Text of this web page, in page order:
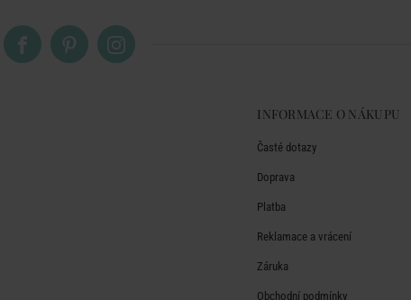
INFORMACE O NÁKUPU
Časté dotazy
Doprava
Platba
Reklamace a vrácení
Záruka
Obchodní podmínky